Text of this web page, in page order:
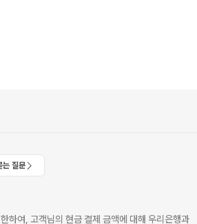
는 질문
하여, 고객님의 현금 결제 금액에 대해 우리은행과